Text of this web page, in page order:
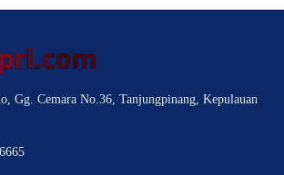
Gg. Cemara No.36, Tanjungpinang, Kepulauan